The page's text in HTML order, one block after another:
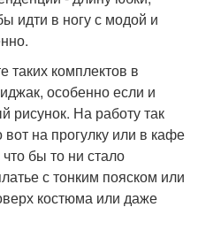
идти в ногу с модой и
таких комплектов в
особенно если и
рисунок. На работу так
на прогулку или в кафе
бы то ни стало
с тонким пояском или
костюма или даже